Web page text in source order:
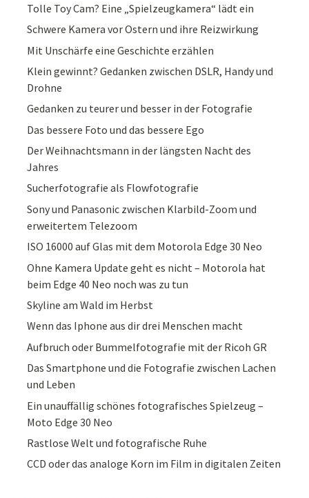
Tolle Toy Cam? Eine „Spielzeugkamera“ lädt ein
Schwere Kamera vor Ostern und ihre Reizwirkung
Mit Unschärfe eine Geschichte erzählen
Klein gewinnt? Gedanken zwischen DSLR, Handy und
Drohne
Gedanken zu teurer und besser in der Fotografie
Das bessere Foto und das bessere Ego
Der Weihnachtsmann in der längsten Nacht des
Jahres
Sucherfotografie als Flowfotografie
Sony und Panasonic zwischen Klarbild-Zoom und
erweitertem Telezoom
ISO 16000 auf Glas mit dem Motorola Edge 30 Neo
Ohne Kamera Update geht es nicht – Motorola hat
beim Edge 40 Neo noch was zu tun
Skyline am Wald im Herbst
Wenn das Iphone aus dir drei Menschen macht
Aufbruch oder Bummelfotografie mit der Ricoh GR
Das Smartphone und die Fotografie zwischen Lachen
und Leben
Ein unauffällig schönes fotografisches Spielzeug –
Moto Edge 30 Neo
Rastlose Welt und fotografische Ruhe
CCD oder das analoge Korn im Film in digitalen Zeiten